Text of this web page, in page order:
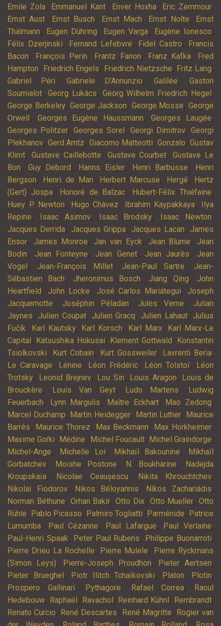
Emile Zola, Emmanuel Kant, Enver Hoxha, Eric Zemmour,
Ernst Aust, Ernst Busch, Ernst Mach, Ernst Nolte,
Ernst
Thälmann, Eugen Dühring, Eugen Varga, Eugène Ionesco,
Félix Dzerjinski, Fernand Lefebvre, Fidel Castro,
Francis
Bacon, François Perin, Frantz Fanon, Franz Kafka,
Fred
Hampton, Friedrich Engels, Friedrich Nietzsche, Fritz Lang,
Gabriel Péri,Gabriele D'Annunzio,Galilée,Gaston
Soumialot, Georg Lukács, Georg Wilhelm Friedrich Hegel ,
George Berkeley,George Jackson, George Mosse,George
Orwell , Georges Eugène Haussmann,Georges Laugée,
Georges Politzer, Georges Sorel , Georgi Dimitrov, Georgi
Plekhanov,Gerd Arntz, Giacomo Matteotti, Gonzalo,Gustav
Klimt, Gustave Caillebotte, Gustave Courbet,Gustave Le
Bon, Guy Debord , Hanns Eisler, Henri Barbusse,
Henri
Bergson, Henri de Man, Herbert Marcuse, Hergé,
Hertz
(Gert) Jospa, Honoré de Balzac, Hubert-Félix Thiéfaine,
Huey P. Newton, Hugo Chàvez, Ibrahim Kaypakkaya,
Ilya
Repine, Isaac Asimov, Isaac Brodsky, Isaac Newton,
Jacques Derrida, Jacques Grippa, Jacques Lacan, James
Ensor, James Monroe, Jan van Eyck, Jean Blume, Jean
Bodin, Jean Fonteyne, Jean Genet, Jean Jaurès, Jean
Vogel , Jean-François Millet, Jean-Paul Sartre, Jean-
Sébastien Bach, Jheronimus Bosch, Jiang Qing, John
Heartfield , John Locke, José Carlos Mariátegui, Joseph
Jacquemotte, Joséphin Péladan, Jules Verne, Julian
Jaynes, Julien Coupat, Julien Gracq, Julien Lahaut, Julius
Fučík, Karl Kautsky, Karl Korsch, Karl Marx, Karl Marx-Le
Capital , Katsushika Hokusai, Klement Gottwald , Konstantin
Tsiolkovski, Kurt Cobain, Kurt Gossweiler, Lavrenti Beria,
Le Caravage, Lénine, Léon Frédéric, Léon Tolstoï,
Léon
Trotsky, Leonid Brejnev, Lou Sin, Louis Aragon, Louis de
Brouckère, Louis Van Geyt, Ludo Martens,
Ludwig
Feuerbach, Lynn Margulis, Maître Eckhart, Mao Zedong,
Marcel Duchamp, Martin Heidegger, Martin Luther, Maurice
Barrès, Maurice Thorez, Max Beckmann, Max Horkheimer,
Maxime Gorki, Médine, Michel Foucault, Michel Graindorge,
Michel-Ange, Michelle Loi, Mikhaïl Bakounine,
Mikhaïl
Gorbatchev, Moishe Postone, N. Boukharine,
Nadejda
Kroupskaïa, Nicolae Ceaușescu, Nikita Khrouchtchev,
Nikolaï Fiodorov, Nikos Béloyannis, Níkos Zachariádis,
Norman Béthune, Orhan Bakir, Otto Dix, Otto Mueller, Otto
Rühle, Pablo Picasso, Palmiro Togliatti, Parménide, Patrice
Lumumba, Paul Cézanne, Paul Lafargue, Paul Verlaine,
Paul-Henri Spaak, Peter Paul Rubens, Philippe Buonarroti,
Pierre Drieu La Rochelle, Pierre Mulele,
Pierre Ryckmans
(Simon Leys), Pierre-Joseph Proudhon, Pieter Aertsen,
Pieter Brueghel , Piotr Ilitch Tchaïkovski, Platon, Plotin,
Prospero Gallinari, Pythagore, Rafael Correa,
Raoul
Hedebouw, Raphaël , Ravachol , Reinhard Kühnl , Rembrandt,
Renato Curcio, René Descartes, René Magritte, Rogier van